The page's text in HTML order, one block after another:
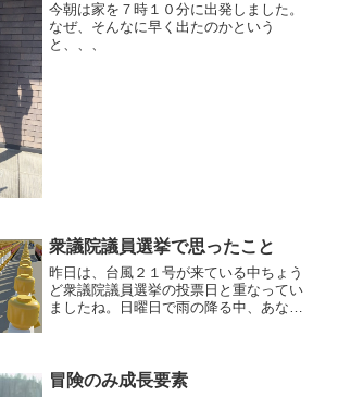
今朝は家を７時１０分に出発しました。
なぜ、そんなに早く出たのかという
と、、、
衆議院議員選挙で思ったこと
昨日は、台風２１号が来ている中ちょう
ど衆議院議員選挙の投票日と重なってい
ましたね。日曜日で雨の降る中、あなた
冒険のみ成長要素